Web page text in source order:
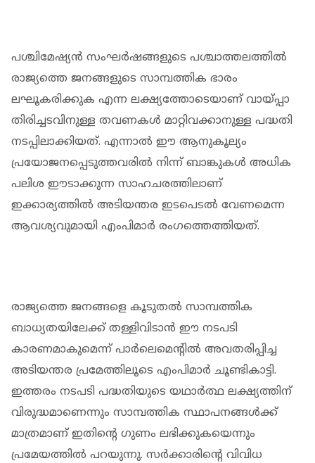
പശ്ചിമേഷ്യന്‍ സംഘര്‍ഷങ്ങളുടെ പശ്ചാത്തലത്തില്‍
രാജ്യത്തെ ജനങ്ങളുടെ സാമ്പത്തിക ഭാരം
ലഘൂകരിക്കുക എന്ന ലക്ഷ്യത്തോടെയാണ് വായ്പ്പാ
തിരിച്ചടവിനുള്ള തവണകള്‍ മാറ്റിവക്കാനുള്ള പദ്ധതി
നടപ്പിലാക്കിയത്. എന്നാല്‍ ഈ ആനുകൂല്യം
പ്രയോജനപ്പെടുത്തവരില്‍ നിന്ന് ബാങ്കുകള്‍ അധിക
പലിശ ഈടാക്കുന്ന സാഹചരത്തിലാണ്
ഇക്കാര്യത്തില്‍ അടിയന്തര ഇടപെടല്‍ വേണമെന്ന
ആവശ്യവുമായി എംപിമാര്‍ രംഗത്തെത്തിയത്.
രാജ്യത്തെ ജനങ്ങളെ കൂടുതല്‍ സാമ്പത്തിക
ബാധ്യതയിലേക്ക് തള്ളിവിടാന്‍ ഈ നടപടി
കാരണമാകുമെന്ന് പാര്‍ലെമെന്റില്‍ അവതരിപ്പിച്ച
അടിയന്തര പ്രമേത്തിലൂടെ എംപിമാര്‍ ചൂണ്ടികാട്ടി.
ഇത്തരം നടപടി പദ്ധതിയുടെ യഥാര്‍ത്ഥ ലക്ഷ്യത്തിന്
വിരുദ്ധമാണെന്നും സാമ്പത്തിക സ്ഥാപനങ്ങള്‍ക്ക്
മാത്രമാണ് ഇതിന്റെ ഗുണം ലഭിക്കുകയെന്നും
പ്രമേയത്തില്‍ പറയുന്നു. സര്‍ക്കാരിന്റെ വിവിധ